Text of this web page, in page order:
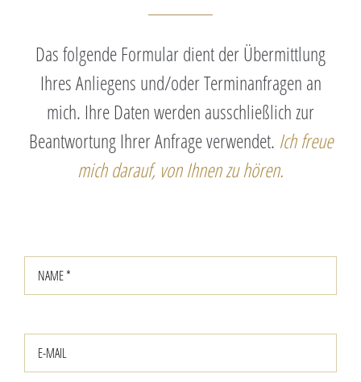
Das folgende Formular dient der Übermittlung
Ihres Anliegens und/oder Terminanfragen an
mich. Ihre Daten werden ausschließlich zur
Beantwortung Ihrer Anfrage verwendet. Ich freue
michdarauf, vonIhnen zu hören.